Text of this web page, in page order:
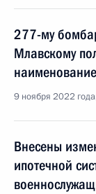
277-му
Млавскому
9 ноября 2022
Внесены
ипотечной